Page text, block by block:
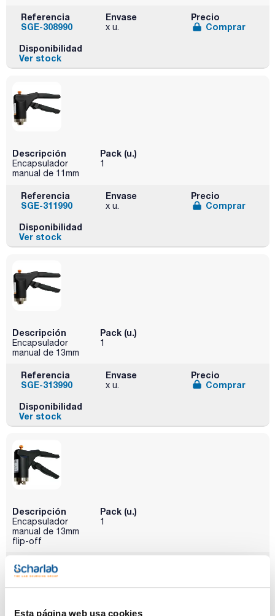
Esta página web usa cookies
Referencia
SGE-308990
Envase
x u.
Precio
Comprar
Disponibilidad
Ver stock
Descripción
Encapsulador
manual de 11mm
Pack (u.)
1
Referencia
SGE-311990
Envase
x u.
Precio
Comprar
Disponibilidad
Ver stock
Descripción
Encapsulador
manual de 13mm
Pack (u.)
1
Referencia
SGE-313990
Envase
x u.
Precio
Comprar
Disponibilidad
Ver stock
Descripción
Encapsulador
manual de 13mm
flip-off
Pack (u.)
1
Referencia
SGE-313992